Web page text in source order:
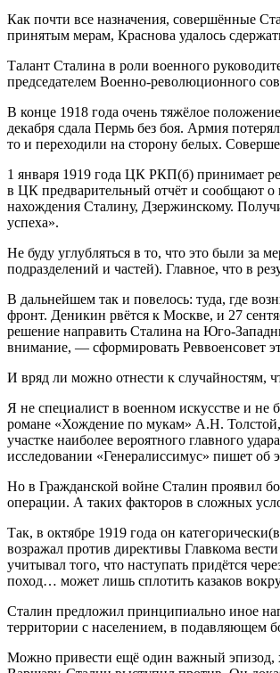
Как почти все назначения, совершённые
принятым мерам, Краснова удалось
Талант Сталина в роли военного
председателем Военно-революционного
В конце 1918 года очень тяжёлое
декабря сдала Пермь без боя. Армия
то и переходили на сторону белых.
1 января 1919 года ЦК РКП(б) принимает
в ЦК предварительный отчёт и сообщают о
нахождения Сталину, Дзержинскому.
успеха».
Не буду углубляться в то, что это были за
подразделений и частей). Главное, что в
В дальнейшем так и повелось: туда, где
фронт. Деникин рвётся к Москве, и 27
решение направить Сталина на Юго-
внимание, — сформировать Реввоенсовет
И вряд ли можно отнести к случайностям,
Я не специалист в военном искусстве и не
романе «Хождение по мукам» А.Н.
участке наиболее вероятного главного
исследовании «Генералиссимус» пишет об
Но в Гражданской войне Сталин проявил
операции. А таких факторов в сложных
Так, в октябре 1919 года он
возражал против директивы Главкома
учитывал того, что наступать придётся
поход… может лишь сплотить казаков
Сталин предложил принципиально иное
территории с населением, в подавляющем
Можно привести ещё один важный эпизод,